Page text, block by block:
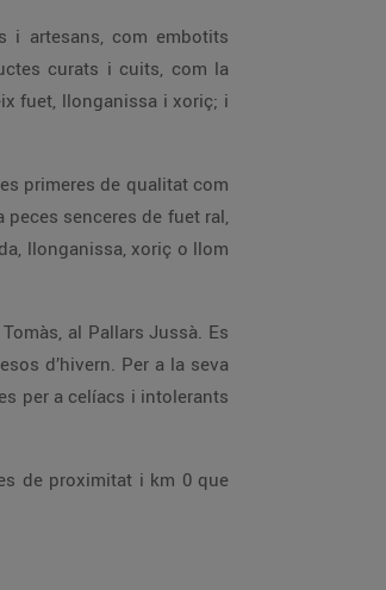
i artesans, com embotits
curats i cuits, com la
fuet, llonganissa i xoriç; i
primeres de qualitat com
peces senceres de fuet ral,
llonganissa, xoriç o llom
al Pallars Jussà. Es
d’hivern. Per a la seva
per a celíacs i intolerants
de proximitat i km 0 que